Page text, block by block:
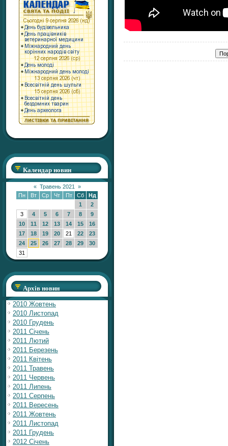
Календар новин
« Травень 2021
»
Пн
Вт Ср Чт Пт Сб
Нд
1
2
3
4 5 6 7 8
9
10
11 12 13 14 15
16
17
18 19 20 21 22
23
24
25 26 27 28 29
30
31
Архів новин
2010 Жовтень
2010 Листопад
2010 Грудень
2011 Січень
2011 Лютий
2011 Березень
2011 Квітень
2011 Травень
2011 Червень
2011 Липень
2011 Серпень
2011 Вересень
2011 Жовтень
2011 Листопад
2011 Грудень
2012 Січень